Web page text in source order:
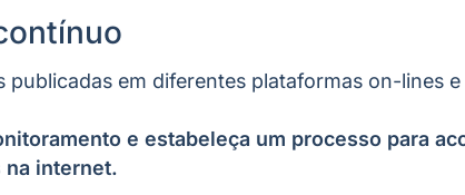
publicadas em diferentes plataformas on-lines
e estabeleça um processo para
na internet.